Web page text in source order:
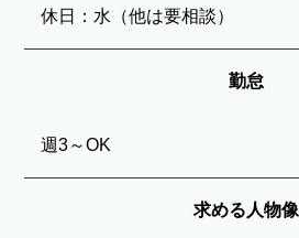
休日：水（他は要相談）
勤怠
週3～OK
求める人物像